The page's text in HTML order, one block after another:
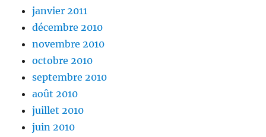
janvier 2011
décembre 2010
novembre 2010
octobre 2010
septembre 2010
août 2010
juillet 2010
juin 2010